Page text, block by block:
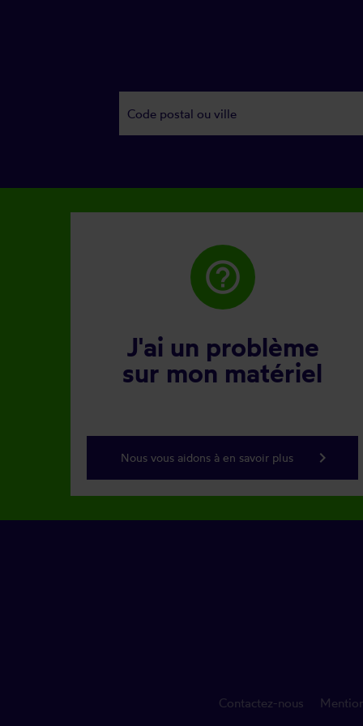
help_outline
J'ai un problème
sur mon matériel
Nous vous aidons à en savoir plus keyboard_arrow_right
Contactez-nous